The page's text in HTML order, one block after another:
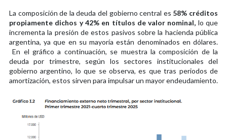
La composición de la deuda del gobierno central es 58% créditos
propiamente dichos y 42% en títulos de valor nominal, lo que
incrementa la presión de estos pasivos sobre la hacienda pública
argentina, ya que en su mayoría están denominados en dólares.
En el gráfico a continuación, se muestra la composición de la
deuda por trimestre, según los sectores institucionales del
gobierno argentino, lo que se observa, es que tras periodos de
amortización, estos sirven para impulsar un mayor endeudamiento.